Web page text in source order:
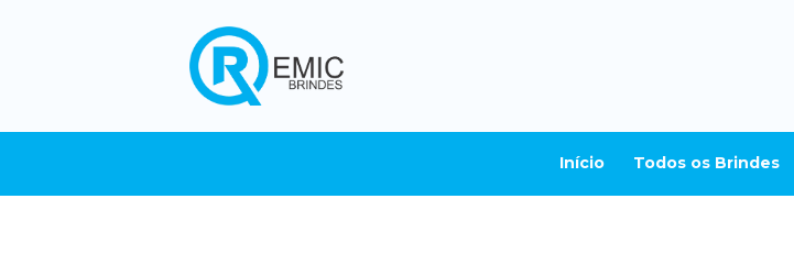
Início Todos os Brindes